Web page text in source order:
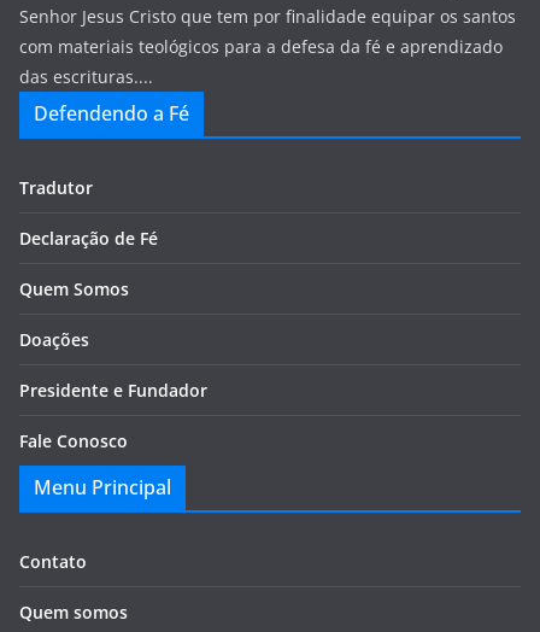
Senhor Jesus Cristo que tem por finalidade equipar os santos
com materiais teológicos para a defesa da fé e aprendizado
das escrituras....
Defendendo a Fé
Tradutor
Declaração de Fé
Quem Somos
Doações
Presidente e Fundador
Fale Conosco
Menu Principal
Contato
Quem somos